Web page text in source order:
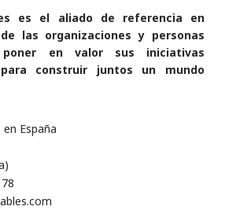
es el aliado de referencia en
las organizaciones y personas
en valor sus iniciativas
para construir juntos un mundo
España